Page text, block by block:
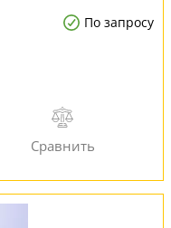
По запросу